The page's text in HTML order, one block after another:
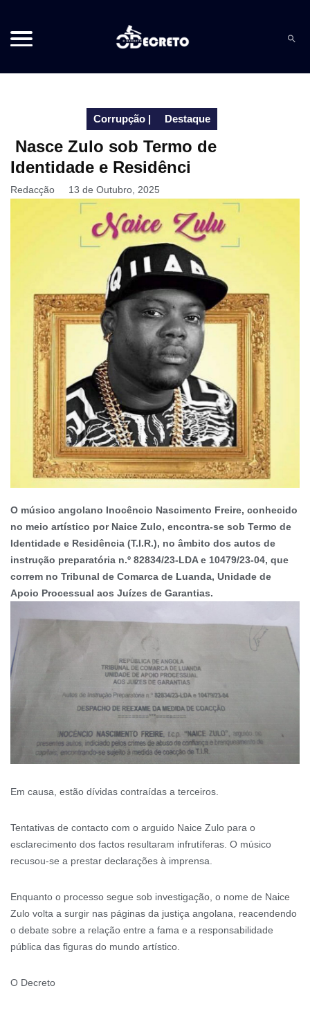
Corrupção| Destaque
Nasce Zulo sob Termo de
Identidade e Residênci
Redacção 13 de Outubro, 2025
O músico angolano Inocêncio Nascimento Freire, conhecido
no meio artístico por Naice Zulo, encontra-se sob Termo de
Identidade e Residência (T.I.R.), no âmbito dos autos de
instrução preparatória n.º 82834/23-LDA e 10479/23-04, que
correm no Tribunal de Comarca de Luanda, Unidade de
Apoio Processual aos Juízes de Garantias.
Em causa, estão dívidas contraídas a terceiros.
Tentativas de contacto com o arguido Naice Zulo para o
esclarecimento dos factos resultaram infrutíferas. O músico
recusou-se a prestar declarações à imprensa.
Enquanto o processo segue sob investigação, o nome de Naice
Zulo volta a surgir nas páginas da justiça angolana, reacendendo
o debate sobre a relação entre a fama e a responsabilidade
pública das figuras do mundo artístico.
O Decreto